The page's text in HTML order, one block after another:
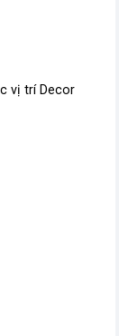
vị trí Decor